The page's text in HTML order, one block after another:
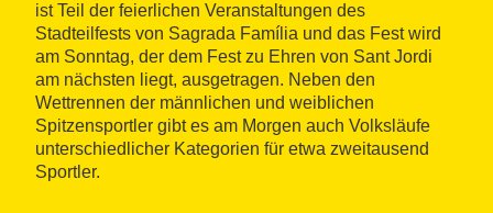
ist Teil der feierlichen Veranstaltungen des
Stadteilfests von Sagrada Família und das Fest wird
am Sonntag, der dem Fest zu Ehren von Sant Jordi
am nächsten liegt, ausgetragen. Neben den
Wettrennen der männlichen und weiblichen
Spitzensportler gibt es am Morgen auch Volksläufe
unterschiedlicher Kategorien für etwa zweitausend
Sportler.